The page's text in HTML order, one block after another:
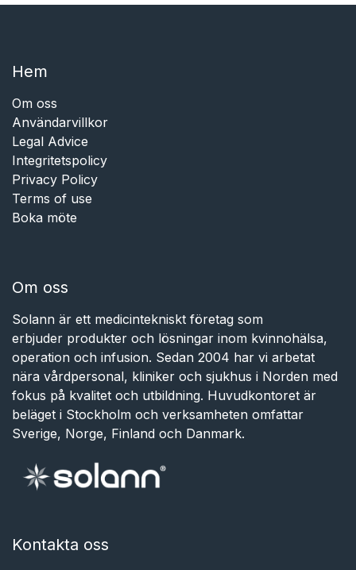
Hem​​
Om oss
Användarvillkor
Legal Advice
Integritetspolicy
Privacy Policy
Terms of use
Boka möte
Om oss
Solann är ett medicintekniskt företag som
erbjuder produkter och lösningar inom kvinnohälsa,
operation och infusion. Sedan 2004 har vi arbetat
nära vårdpersonal, kliniker och sjukhus i Norden med
fokus på kvalitet och utbildning. Huvudkontoret är
beläget i Stockholm och verksamheten omfattar
Sverige, Norge, Finland och Danmark.
Kontakta oss